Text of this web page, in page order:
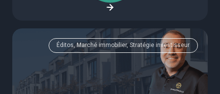
Éditos, Marché immobilier, Stratégie investisseur